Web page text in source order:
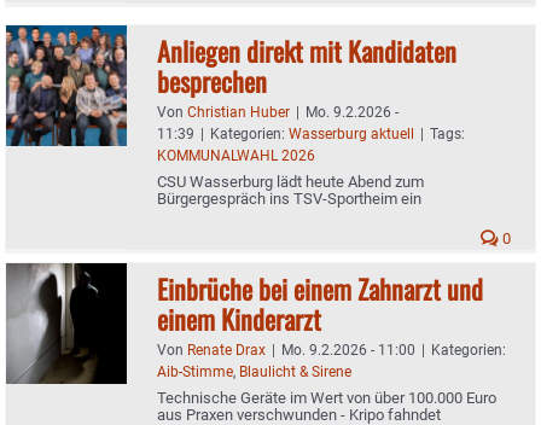
Anliegen direkt mit Kandidaten
besprechen
Von Christian Huber | Mo. 9.2.2026 -
11:39 | Kategorien: Wasserburg aktuell | Tags:
KOMMUNALWAHL 2026
CSU Wasserburg lädt heute Abend zum
Bürgergespräch ins TSV-Sportheim ein
0
Einbrüche bei einem Zahnarzt und
einem Kinderarzt
Von Renate Drax | Mo. 9.2.2026 - 11:00 | Kategorien:
Aib-Stimme, Blaulicht & Sirene
Technische Geräte im Wert von über 100.000 Euro
aus Praxen verschwunden - Kripo fahndet